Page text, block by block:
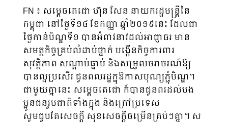
FN ៖ សម្តេចតេជោ ហ៊ុន សែន នាយករដ្ឋមន្ត្រីនៃ
កម្ពុជា នៅថ្ងៃទី១៤ ខែកញ្ញា ឆ្នាំ២០១៩នេះ ដែលជា
ថ្ងៃកាន់បិណ្ឌទី១ បានអំពាវនាវដល់អាជ្ញាធរ មាន
សមត្ថកិច្ចគ្រប់លំដាប់ថ្នាក់ បង្កើនកិច្ចការពារ
សុវត្ថិភាព សណ្តាប់ធ្នាប់ និងសម្រួលចរាចរណ៍ឱ្យ
បានល្អប្រសើរ ជូនពលរដ្ឋក្នុឱកាសបុណ្យភ្ជុំបិណ្ឌ។
ជាមួយគ្នានេះ សម្តេចតេជោ ក៏បានជូនពរដល់បង
ប្អូនជនរួមជាតិទាំងក្នុង និងក្រៅប្រទេស
សូមជួបតែសេចក្តី សុខសេចក្តីចម្រើនគ្រប់ៗគ្នា។ ស